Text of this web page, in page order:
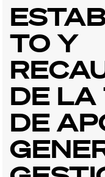
TO Y
DE LA
DE